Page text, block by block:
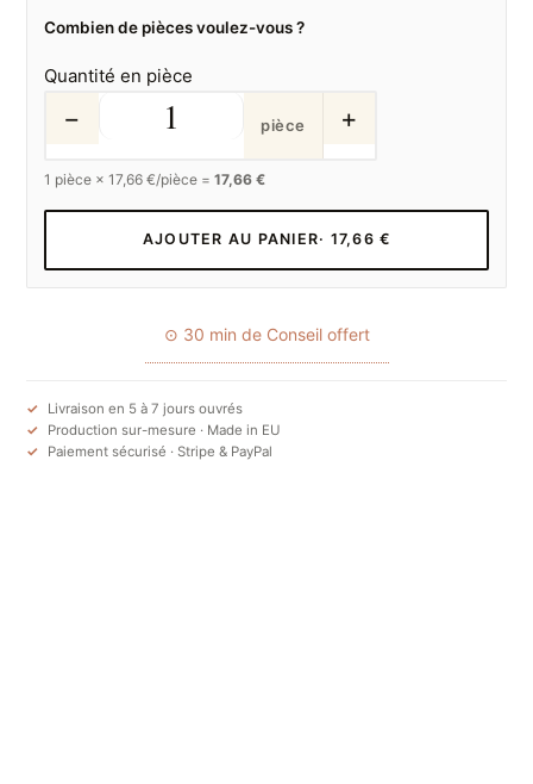
Combien de pièces voulez-vous ?
Quantité en pièce
− pièce +
1 pièce ×17,66 €/pièce =17,66 €
AJOUTER AU PANIER· 17,66 €
⊙ 30 min de Conseil offert
Livraison en 5 à 7 jours ouvrés
Production sur-mesure · Made in EU
Paiement sécurisé · Stripe & PayPal